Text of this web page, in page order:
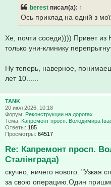
berest писал(а): ↑
Ось приклад на одній з
Хе, почти соседи)))) Привет
только уни-клинику
Ну теперь, наверное,
лет 10......
TANK
20 июл 2026, 10:18
Форум: Реконструкции на дорогах
Тема: Капремонт просп. Володимира
Ответы: 185
Просмотры: 64517
Re: Капремонт просп.
Сталінграда)
скучно, ничего нового. "Узкая
за свою операцию.Один